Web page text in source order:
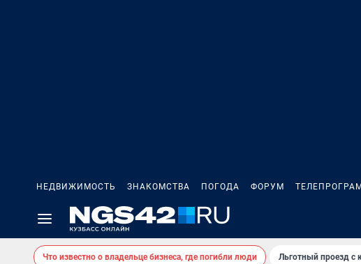
НЕДВИЖИМОСТЬ ЗНАКОМСТВА ПОГОДА ФОРУМ
Что известно о владельце бизнеса, где погибли люди Льготный проезд с